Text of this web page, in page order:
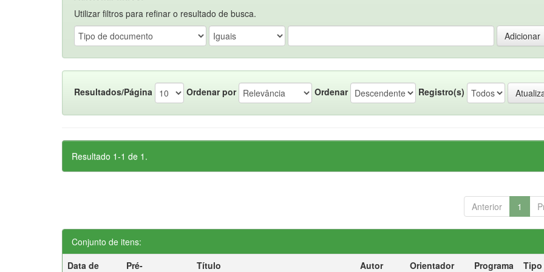
Utilizar filtros para refinar o resultado de busca.
Resultados/Página Ordenar por Ordenar Registro(s)
Resultado 1-1 de 1.
Anterior 1
Conjunto de itens:
Data de
Pré-
Título Autor Orientador Programa
Tipo